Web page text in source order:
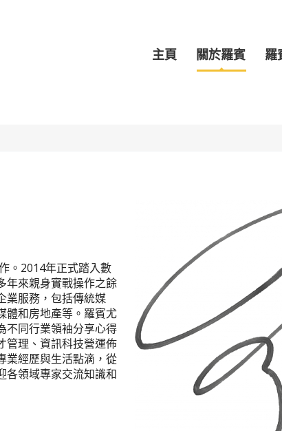
主頁 關於羅賓 羅
。2014年正式踏入數
年來親身實戰操作之餘
業服務，包括傳統媒
體和房地產等。羅賓尤
不同行業領袖分享心得
管理、資訊科技營運佈
業經歷與生活點滴，從
各領域專家交流知識和